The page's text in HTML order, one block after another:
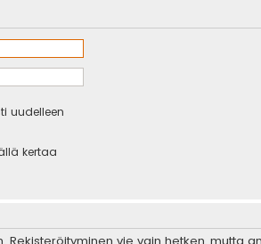
uudelleen
kertaa